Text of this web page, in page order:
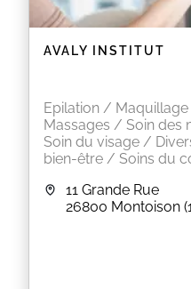
AVALY INSTITUT
Epilation /
Massages / Soin des
Soin du visage /
bien-être / Soins du
11 Grande Rue
26800 Montoison